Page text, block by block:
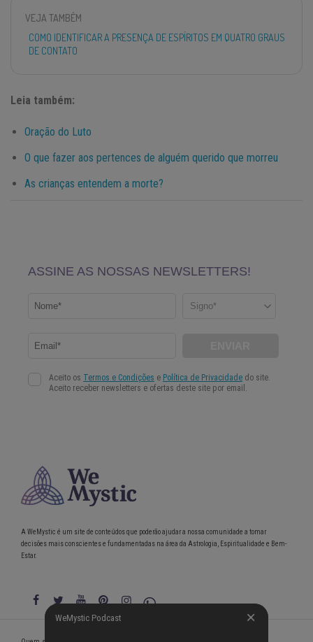
VEJA TAMBÉM
COMO IDENTIFICAR A PRESENÇA DE ESPÍRITOS EM QUATRO GRAUS
DE CONTATO
Leia também:
Oração do Luto
O que fazer aos pertences de alguém querido que morreu
As crianças entendem a morte?
WeMystic Podcast
A WeMystic é um site de conteúdos que poderão ajudar a nossa comunidade a tomar
decisões mais conscientes e fundamentadas na área da Astrologia, Espiritualidade e Bem-
Estar.
WeMystic Podcast